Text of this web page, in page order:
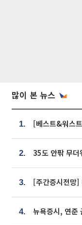
많이 본 뉴스
1.
2.
3.
4.